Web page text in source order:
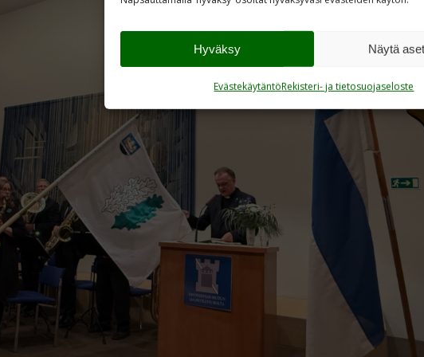
Hyväksy Näytä
EvästekäytäntöRekisteri- ja tietosuojaseloste